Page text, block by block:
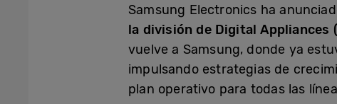
Samsung Electronics ha
la división de Digital Appliances
vuelve a Samsung, donde ya
impulsando estrategias de
plan operativo para todas las